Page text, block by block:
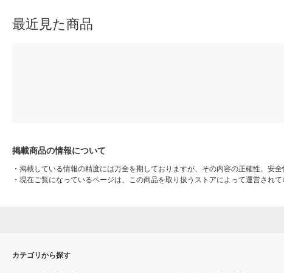
最近見た商品
掲載商品の情報について
・ 掲載している情報の精度には万全を期しておりますが、その内容の正確性、安
・ 現在ご覧になっているページは、この商品を取り扱うストアによって運営され
カテゴリから探す